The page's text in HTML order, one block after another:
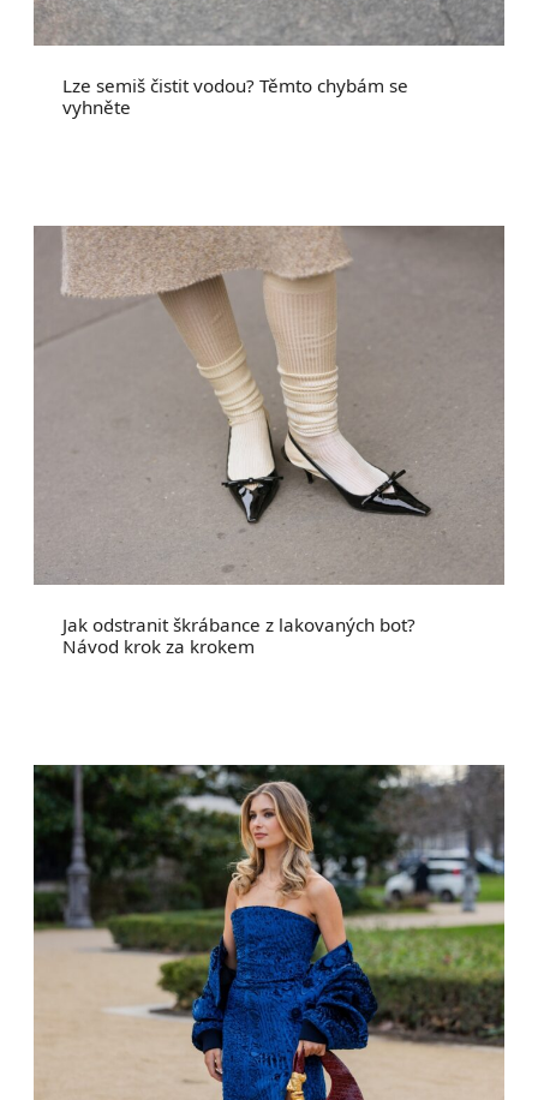
Lze semiš čistit vodou? Těmto chybám se
vyhněte
Jak odstranit škrábance z lakovaných bot?
Návod krok za krokem